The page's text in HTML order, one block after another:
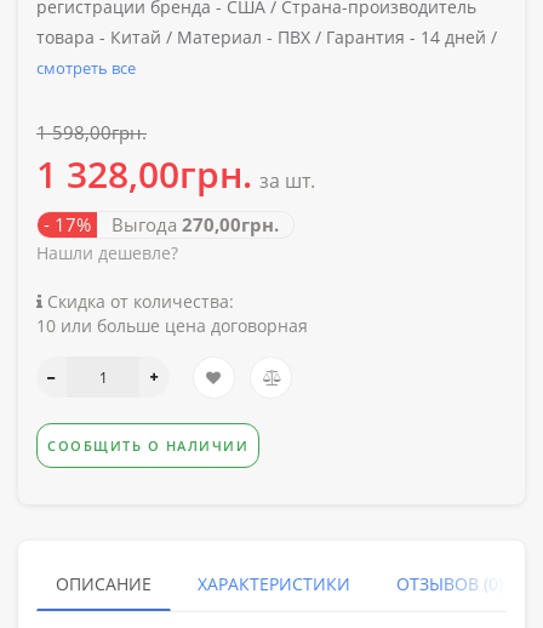
регистрации бренда - США / Страна-производитель
товара - Китай / Материал - ПВХ / Гарантия - 14 дней /
смотреть все
1 598,00грн.
1 328,00грн. за шт.
- 17% Выгода 270,00грн.
Нашли дешевле?
Скидка от количества:
10 или больше цена договорная
СООБЩИТЬ О НАЛИЧИИ
ОПИСАНИЕ ХАРАКТЕРИСТИКИ ОТЗЫВОВ (0)